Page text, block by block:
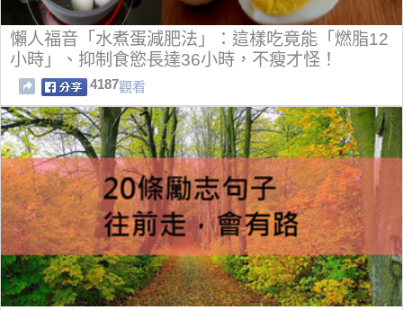
懶人福音「水煮蛋減肥法」：這樣吃竟能「燃脂12
小時」、抑制食慾長達36小時，不瘦才怪！
4187觀看